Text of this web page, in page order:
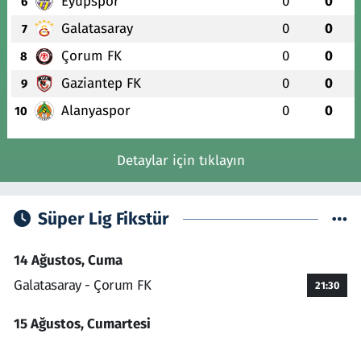
7 Galatasaray 0 0
8 Çorum FK 0 0
9 Gaziantep FK 0 0
10 Alanyaspor 0 0
Detaylar için tıklayın
Süper Lig Fikstür
14 Ağustos, Cuma
Galatasaray - Çorum FK
21:30
15 Ağustos, Cumartesi